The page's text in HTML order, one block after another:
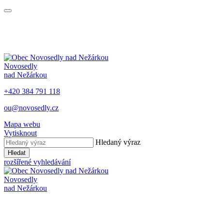
Novosedly
nad Nežárkou
+420 384 791 118
ou@novosedly.cz
Mapa webu
Vytisknout
Hledaný výraz
Hledat
rozšířené vyhledávání
Novosedly
nad Nežárkou